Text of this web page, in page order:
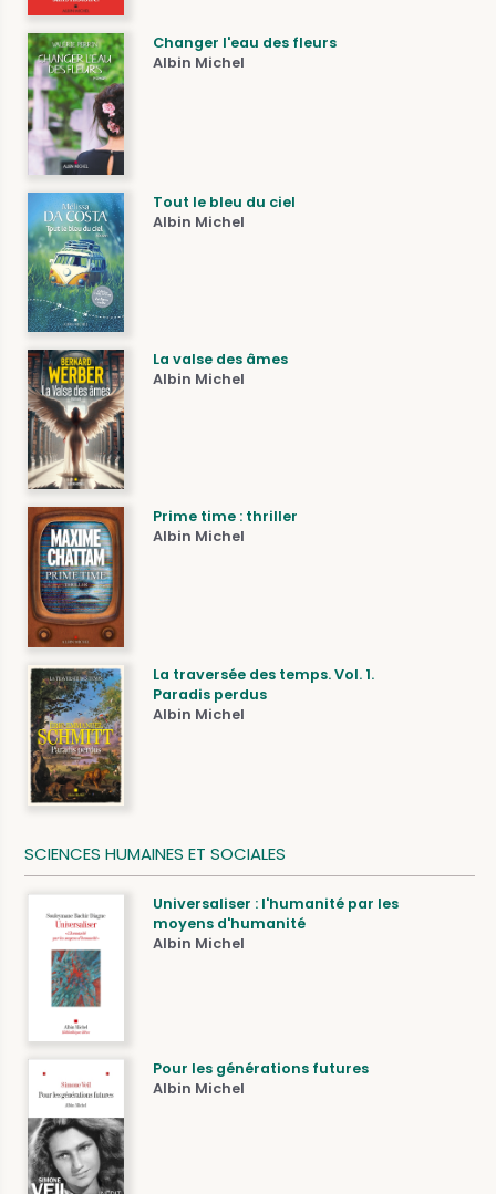
Changer l'eau des fleurs
Albin Michel
Tout le bleu du ciel
Albin Michel
La valse des âmes
Albin Michel
Prime time : thriller
Albin Michel
La traversée des temps. Vol. 1.
Paradis perdus
Albin Michel
SCIENCES HUMAINES ET SOCIALES
Universaliser : l'humanité par les
moyens d'humanité
Albin Michel
Pour les générations futures
Albin Michel